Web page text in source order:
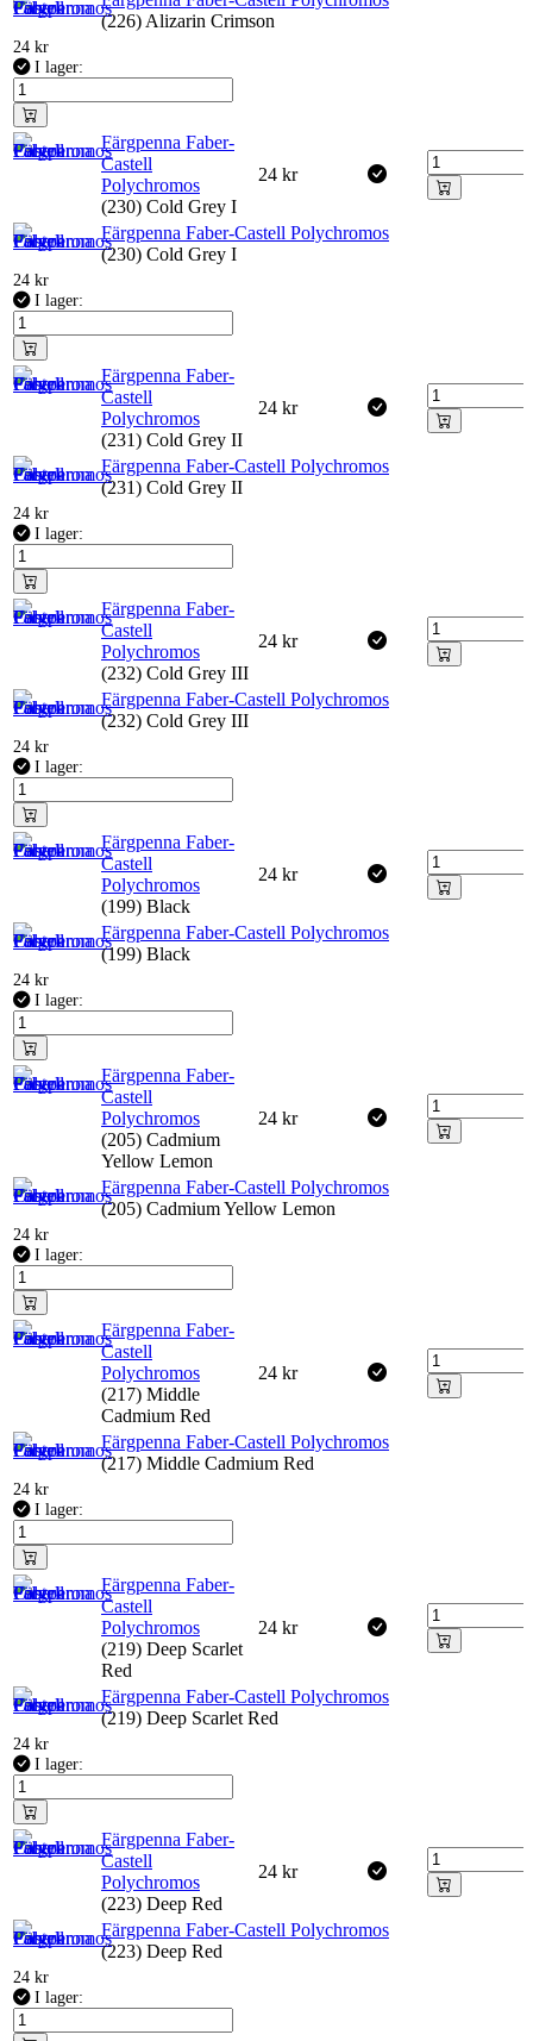
(226) Alizarin Crimson
24 kr
I lager:
Färgpenna Faber-
Castell
Polychromos
(230) Cold Grey I
24 kr
Färgpenna Faber-Castell Polychromos
(230) Cold Grey I
24 kr
I lager:
Färgpenna Faber-
Castell
Polychromos
(231) Cold Grey II
24 kr
Färgpenna Faber-Castell Polychromos
(231) Cold Grey II
24 kr
I lager:
Färgpenna Faber-
Castell
Polychromos
(232) Cold Grey III
24 kr
Färgpenna Faber-Castell Polychromos
(232) Cold Grey III
24 kr
I lager:
Färgpenna Faber-
Castell
Polychromos
(199) Black
24 kr
Färgpenna Faber-Castell Polychromos
(199) Black
24 kr
I lager:
Färgpenna Faber-
Castell
Polychromos
(205) Cadmium
Yellow Lemon
24 kr
Färgpenna Faber-Castell Polychromos
(205) Cadmium Yellow Lemon
24 kr
I lager:
Färgpenna Faber-
Castell
Polychromos
(217) Middle
Cadmium Red
24 kr
Färgpenna Faber-Castell Polychromos
(217) Middle Cadmium Red
24 kr
I lager:
Färgpenna Faber-
Castell
Polychromos
(219) Deep Scarlet
Red
24 kr
Färgpenna Faber-Castell Polychromos
(219) Deep Scarlet Red
24 kr
I lager:
Färgpenna Faber-
Castell
Polychromos
(223) Deep Red
24 kr
Färgpenna Faber-Castell Polychromos
(223) Deep Red
24 kr
I lager: